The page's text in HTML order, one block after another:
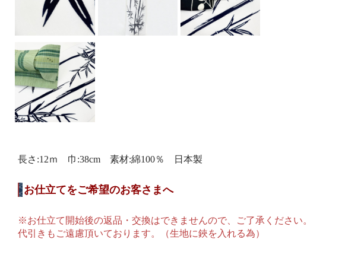
長さ:12ｍ 巾:38cm 素材:綿100％ 日本製
お仕立てをご希望のお客さまへ
※お仕立て開始後の返品・交換はできませんので、ご了承ください。
代引きもご遠慮頂いております。（生地に鋏を入れる為）